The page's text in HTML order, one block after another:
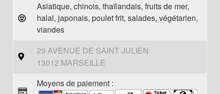
Asiatique, chinois, thaïlandais, fruits de mer,
halal, japonais, poulet frit, salades, végétarien,
viandes
29 AVENUE DE SAINT JULIEN
13012 MARSEILLE
Moyens de paiement :